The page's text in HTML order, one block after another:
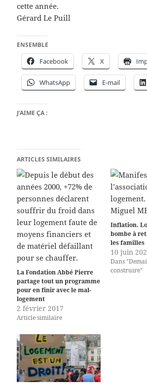
cette année.
Gérard Le Puill
ENSEMBLE
Facebook X
WhatsApp E-mail
J’AIME ÇA :
ARTICLES SIMILAIRES
La Fondation Abbé Pierre
partage tout un programme
pour en finir avec le mal-
logement
2 février 2017
Article similaire
Inflation.
bombe à
les familles
10 juin
Dans
construire"